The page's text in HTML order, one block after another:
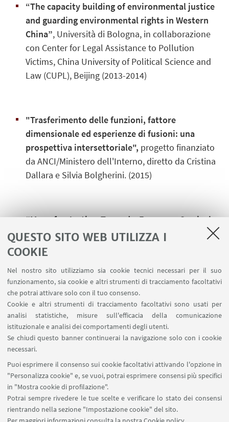
QUESTO SITO WEB UTILIZZA I
COOKIE
Nel nostro sito utilizziamo sia cookie tecnici necessari per il suo
funzionamento, sia cookie e altri strumenti di tracciamento facoltativi
che potrai attivare solo con il tuo consenso.
Cookie e altri strumenti di tracciamento facoltativi sono usati per
analisi statistiche, misure sull'efficacia della comunicazione
istituzionale e analisi dei comportamenti degli utenti.
Se chiudi questo banner continuerai la navigazione solo con i cookie
necessari.
Puoi esprimere il consenso sui cookie facoltativi attivando l'opzione in
"Personalizza cookie" e, se vuoi, potrai esprimere consensi più specifici
in "Mostra cookie di profilazione".
Potrai sempre rivedere le tue scelte e verificare lo stato dei consensi
rientrando nella sezione "Impostazione cookie" del sito.
“The capacity building of environmental justice
and guarding environmental rights in Western
China”, Università di Bologna, in collaborazione
con Center for Legal Assistance to Pollution
Victims, China University of Political Science and
Law (CUPL), Beijing (2013-2014)
"Trasferimento delle funzioni, fattore
dimensionale ed esperienze di fusioni: una
prospettiva intersettoriale", progetto finanziato
da ANCI/Ministero dell'Interno, diretto da Cristina
Dallara e Silvia Bolgherini. (2015)
“Menu for Justice. Toward a European Curriculum
Studiorum on Judicial Studies”, Lifelong Learning
Programme (Erasmus), diretto dalla Facoltà di
(2009-2012)
"Promoting prosecutorial accountability,
independence and effectiveness”, diretto da Open
Society Foundation-Sofia
“Recruitment, professional evaluation and career
of judges and prosecutors in Austria, Germany,
France, The Netherlands, Italy and Spain”